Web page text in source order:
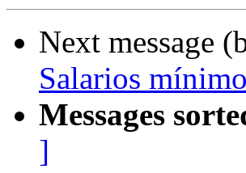
Next message
Salarios
Messages
]